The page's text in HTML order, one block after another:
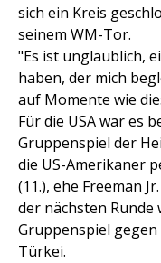
sich ein Kreis
seinem WM-Tor.
"Es ist unglaublich,
haben, der mich
auf Momente wie
Für die USA war es
Gruppenspiel der
die US-Amerikaner
(11.), ehe Freeman
der nächsten
Gruppenspiel
Türkei.